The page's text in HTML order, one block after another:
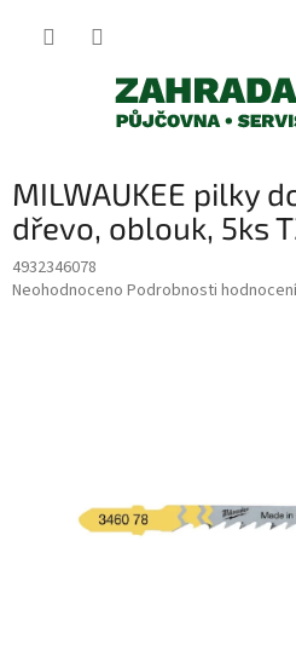
MILWAUKEE pilky
dřevo, oblouk, 5ks
4932346078
Průměrné
Neohodnoceno Podrobnosti hodnocení